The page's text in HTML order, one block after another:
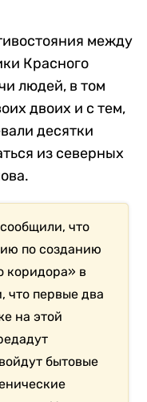
между
Красного
людей, в том
двоих и с тем,
десятки
из северных
что
по созданию
коридора» в
что первые два
на этой
бытовые